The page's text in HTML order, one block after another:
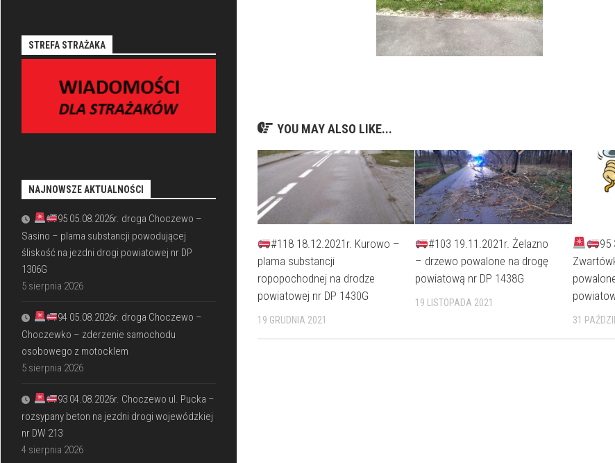
YOU MAY ALSO LIKE...
#118 18.12.2021r. Kurowo –
plama substancji
ropopochodnej na drodze
powiatowej nr DP 1430G
19 GRUDNIA 2021
#103 19.11.2021r. Żelazno
– drzewo powalone na drogę
powiatową nr DP 1438G
19 LISTOPADA 2021
95
31
STREFA STRAŻAKA
NAJNOWSZE AKTUALNOŚCI
95 05.08.2026r. droga Choczewo –
Sasino – plama substancji powodującej
śliskość na jezdni drogi powiatowej nr DP
1306G
5 sierpnia 2026
94 05.08.2026r. droga Choczewo –
Choczewko – zderzenie samochodu
osobowego z motocklem
5 sierpnia 2026
93 04.08.2026r. Choczewo ul. Pucka –
rozsypany beton na jezdni drogi wojewódzkiej
nr DW 213
4 sierpnia 2026